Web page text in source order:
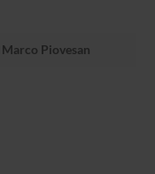
Marco Piovesan